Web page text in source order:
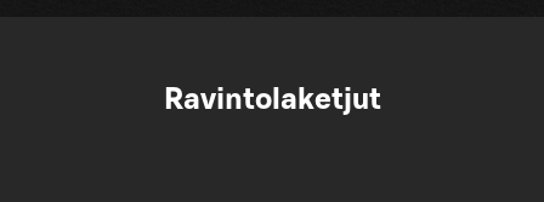
Ravintolaketjut